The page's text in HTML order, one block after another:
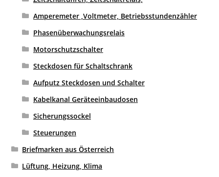
Amperemeter ,Voltmeter, Betriebsstundenzähler
Phasenüberwachungsrelais
Motorschutzschalter
Steckdosen für Schaltschrank
Aufputz Steckdosen und Schalter
Kabelkanal Geräteeinbaudosen
Sicherungssockel
Steuerungen
Briefmarken aus Österreich
Lüftung, Heizung, Klima